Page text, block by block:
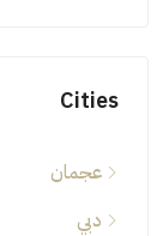
Cities
عجمان
دبي